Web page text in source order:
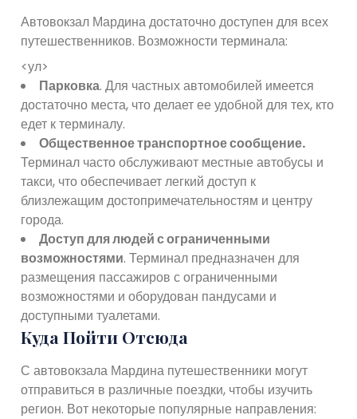
Автовокзал Мардина достаточно доступен для всех
путешественников. Возможности терминала:
<ул>
Парковка. Для частных автомобилей имеется
достаточно места, что делает ее удобной для тех, кто
едет к терминалу.
Общественное транспортное сообщение.
Терминал часто обслуживают местные автобусы и
такси, что обеспечивает легкий доступ к
близлежащим достопримечательностям и центру
города.
Доступ для людей с ограниченными
возможностями. Терминал предназначен для
размещения пассажиров с ограниченными
возможностями и оборудован пандусами и
доступными туалетами.
Куда Пойти Отсюда
С автовокзала Мардина путешественники могут
отправиться в различные поездки, чтобы изучить
регион. Вот некоторые популярные направления: